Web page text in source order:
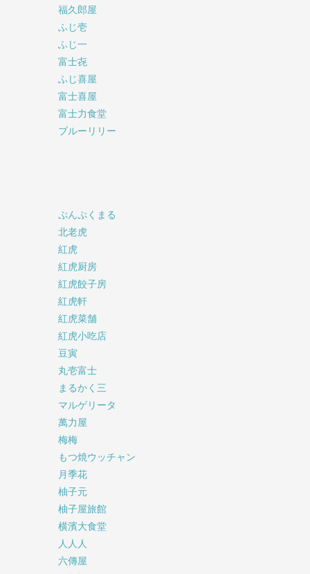
福久郎屋
ふじ壱
ふじ一
富士㐂
ふじ喜屋
富士喜屋
富士力食堂
ブルーリリー
ぷんぷくまる
北老虎
紅虎
紅虎厨房
紅虎餃子房
紅虎軒
紅虎菜舗
紅虎小吃店
豆寅
丸壱富士
まるかく三
マルゲリータ
萬力屋
梅梅
もつ焼ウッチャン
月季花
柚子元
柚子屋旅館
横濱大食堂
人人人
六傳屋